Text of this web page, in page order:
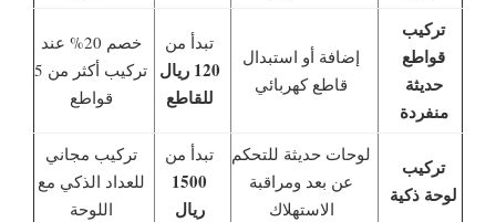
تركيب
قواطع
حديثة
منفردة
إضافة أو استبدال
قاطع كهربائي
تبدأ من
120 ريال
للقاطع
خصم 20% عند
تركيب أكثر من 5
قواطع
تركيب
لوحة ذكية
لوحات حديثة للتحكم
عن بعد ومراقبة
الاستهلاك
تبدأ من
1500
ريال
تركيب مجاني
للعداد الذكي مع
اللوحة